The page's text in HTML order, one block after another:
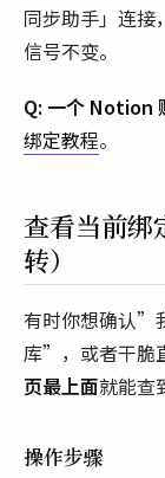
同步助手」连接
信号不变。
Q: 一个 Notion
绑定教程。
查看当前绑
转）
有时你想确认”
库”，或者干脆
页最上面就能查
操作步骤